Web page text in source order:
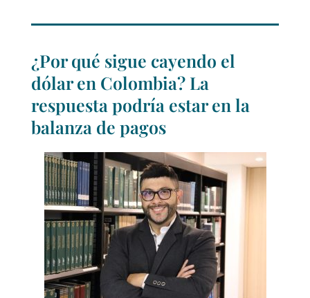
¿Por qué sigue cayendo el
dólar en Colombia? La
respuesta podría estar en la
balanza de pagos